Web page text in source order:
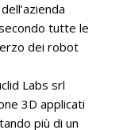
tutte le
dei robot
Labs srl
3D applicati
più di un